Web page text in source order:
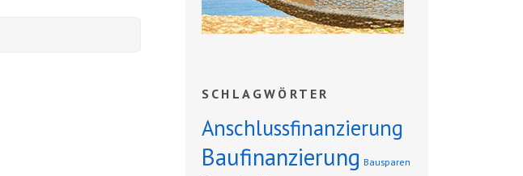
SCHLAGWÖRTER
Anschlussfinanzierung
Baufinanzierung Bausparen